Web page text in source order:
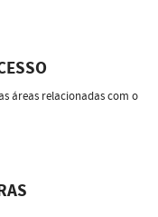
áreas relacionadas com o